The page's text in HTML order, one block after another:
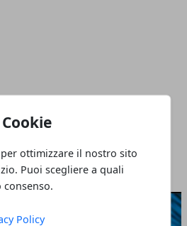
ottimizzare il nostro sito
Puoi scegliere a quali
Policy